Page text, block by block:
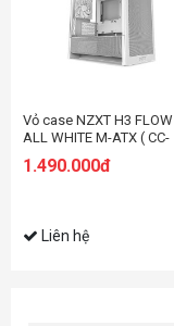
Vỏ case NZXT H3 FLOW
ALL WHITE M-ATX ( CC-
1.490.000đ
Liên hệ